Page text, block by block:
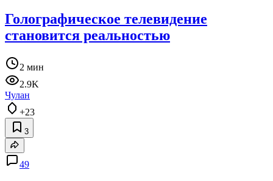
Голографическое телевидение
становится реальностью
2 мин
2.9K
Чулан
+23
3
49